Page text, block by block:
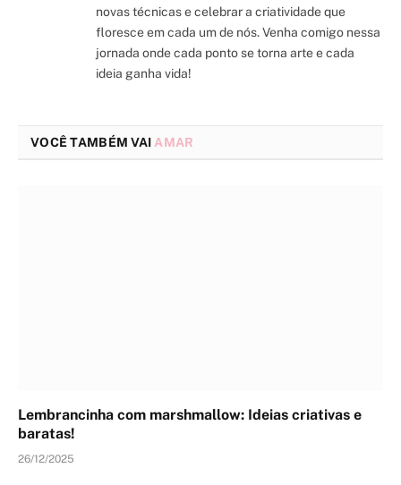
novas técnicas e celebrar a criatividade que
floresce em cada um de nós. Venha comigo nessa
jornada onde cada ponto se torna arte e cada
ideia ganha vida!
VOCÊ TAMBÉM VAI AMAR
Lembrancinha com marshmallow: Ideias criativas e
baratas!
26/12/2025